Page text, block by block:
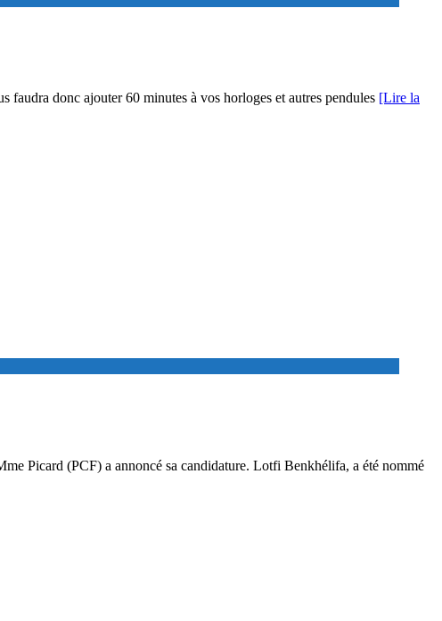
faudra donc ajouter 60 minutes à vos horloges et autres pendules [Lire la
Picard (PCF) a annoncé sa candidature. Lotfi Benkhélifa, a été nommé